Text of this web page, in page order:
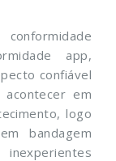
app,
confiável
em
logo
bandagem